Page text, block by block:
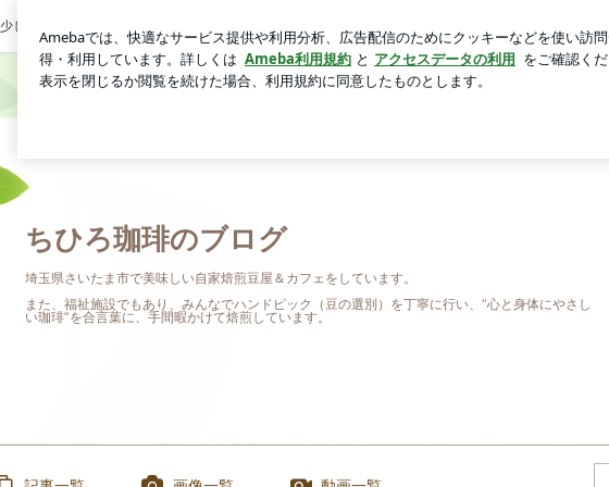
少し贅沢なフードコートのランチ ロ
ちひろ珈琲のブログ
埼玉県さいたま市で美味しい自家焙煎豆屋＆カフェをしています。
また、福祉施設でもあり、みんなでハンドピック（豆の選別）を丁寧に行い、“心と身体にやさし
い珈琲”を合言葉に、手間暇かけて焙煎しています。